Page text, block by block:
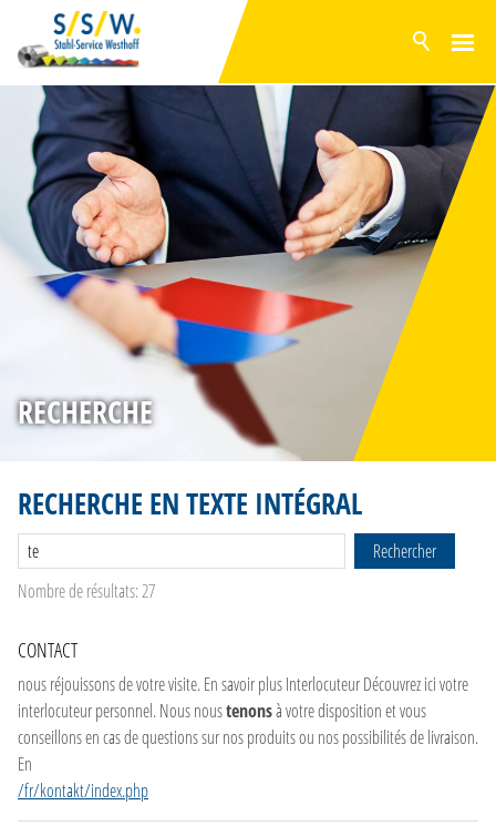
ACTUELLEMENT
PRODUITS
SURFACES
GAMME EN STOCK
SERVICES
PRODUCTION
ENTREPRISE
RECHERCHE
RECHERCHE EN TEXTE INTÉGRAL
Rechercher
Nombre de résultats: 27
CONTACT
nous réjouissons de votre visite. En savoir plus Interlocuteur Découvrez ici votre
interlocuteur personnel. Nous noustenonsà votre disposition et vous
conseillons en cas de questions sur nos produits ou nos possibilités de livraison.
En
/fr/kontakt/index.php